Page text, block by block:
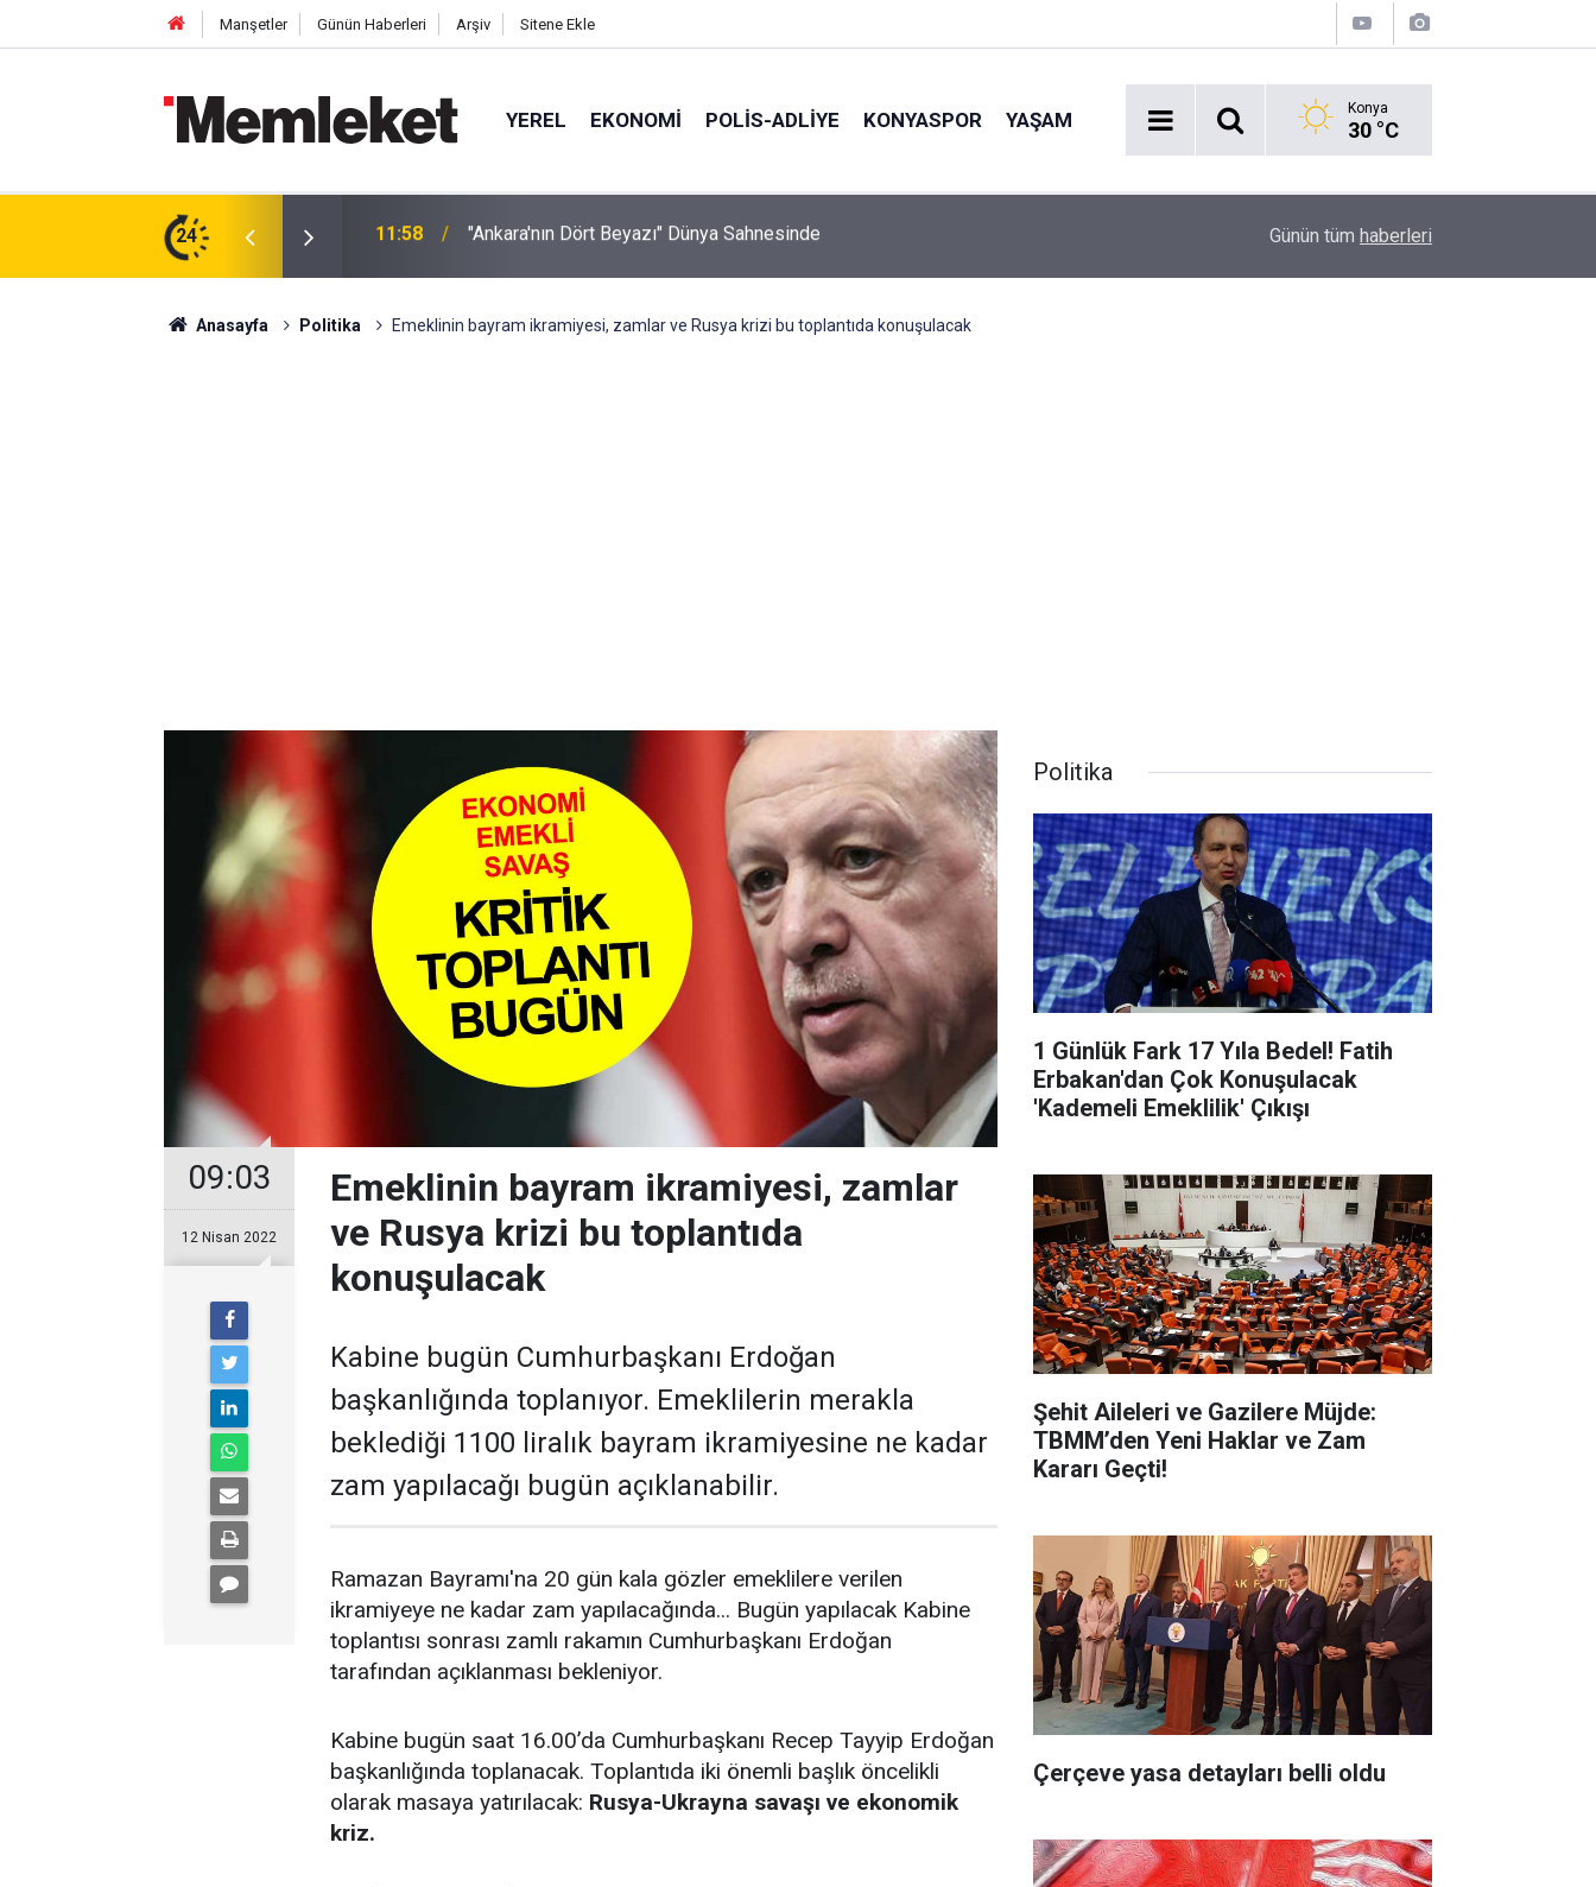
Manşetler Günün Haberleri Arşiv Sitene Ekle
YEREL EKONOMI POLİS-ADLİYE KONYASPOR YAŞAM Konya
30 °C
24 11:56 Mangal keyfi kabusa döndü Konya'da Huzur Uygulaması: Ekipler Dronlarla
Günün tüm haberleri
Anasayfa Politika Emeklinin bayram ikramiyesi, zamlar ve Rusya krizi bu toplantıda konuşulacak
09:03
12 Nisan 2022
Emeklinin bayram ikramiyesi, zamlar
ve Rusya krizi bu toplantıda
konuşulacak
Kabine bugün Cumhurbaşkanı Erdoğan
başkanlığında toplanıyor. Emeklilerin merakla
beklediği 1100 liralık bayram ikramiyesine ne kadar
zam yapılacağı bugün açıklanabilir.
Ramazan Bayramı'na 20 gün kala gözler emeklilere verilen
ikramiyeye ne kadar zam yapılacağında... Bugün yapılacak Kabine
toplantısı sonrası zamlı rakamın Cumhurbaşkanı Erdoğan
tarafından açıklanması bekleniyor.
Kabine bugün saat 16.00’da Cumhurbaşkanı Recep Tayyip Erdoğan
başkanlığında toplanacak. Toplantıda iki önemli başlık öncelikli
olarak masaya yatırılacak: Rusya-Ukrayna savaşı ve ekonomik
kriz.
Politika
1 Günlük Fark 17 Yıla Bedel! Fatih
Erbakan'dan Çok Konuşulacak
'Kademeli Emeklilik' Çıkışı
Şehit Aileleri ve Gazilere Müjde:
TBMM’den Yeni Haklar ve Zam
Kararı Geçti!
Çerçeve yasa detayları belli oldu